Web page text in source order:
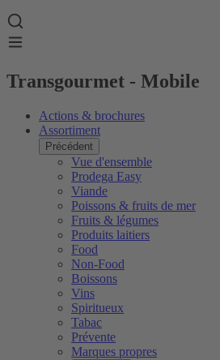
Transgourmet - Mobile
Actions & brochures
Assortiment
Précédent
Vue d'ensemble
Prodega Easy
Viande
Poissons & fruits de mer
Fruits & légumes
Produits laitiers
Food
Non-Food
Boissons
Vins
Spiritueux
Tabac
Prévente
Marques propres